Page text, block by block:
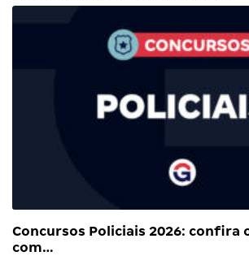
Concursos Policiais 2026: confira
com…